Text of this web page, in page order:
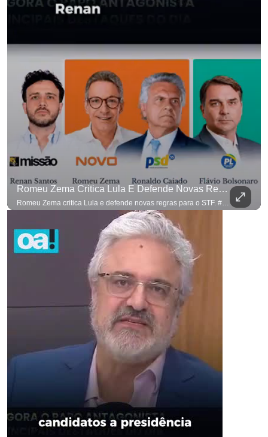
Romeu Zema Critica Lula E Defende Novas Regras Para O STF. #OAntagonista
Romeu Zema critica Lula e defende novas regras para o STF. #OAntagonista Se você busca informação com credibilidade, inscreva-se agora e ative o